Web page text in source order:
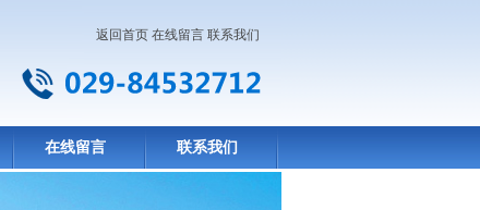
返回首页 在线留言 联系我们
在线留言 联系我们